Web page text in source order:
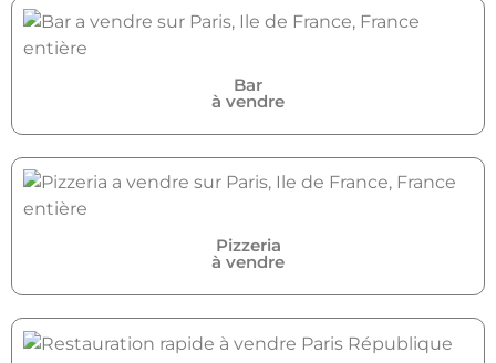
Bar
à vendre
Pizzeria
à vendre